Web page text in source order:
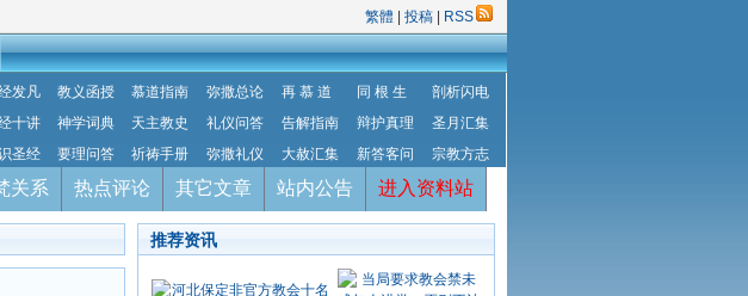
繁體 投稿 RSS
发凡 教义函授 慕道指南 弥撒总论 再 慕 道 同 根 生
剖析闪电
十讲 神学词典 天主教史 礼仪问答 告解指南 辩护真理
圣月汇集
圣经 要理问答 祈祷手册 弥撒礼仪 大赦汇集 新答客问 宗教方志
关系 热点评论 其它文章 站内公告 进入资料站
推荐资讯